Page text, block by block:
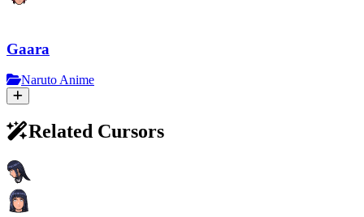
Gaara
Naruto Anime
Related Cursors